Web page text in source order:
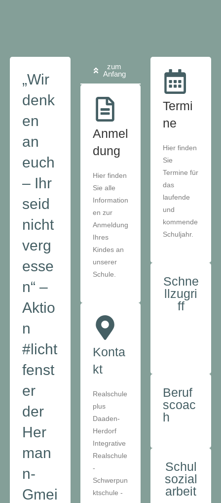
zum
Anfang
Anmel
dung
Hier finden
Sie alle
Information
en zur
Anmeldung
Ihres
Kindes an
unserer
Schule.
Konta
kt
Realschule
plus
Daaden-
Herdorf
Integrative
Realschule
-
Schwerpun
ktschule -
„Wir
denk
en
an
euch
– Ihr
seid
nicht
verg
esse
n“ –
Aktio
n
#licht
fenst
er
der
Her
man
n-
Gmei
Termi
ne
Hier finden
Sie
Termine für
das
laufende
und
kommende
Schuljahr.
Schne
llzugri
ff
Beruf
scoac
h
Schul
sozial
arbeit